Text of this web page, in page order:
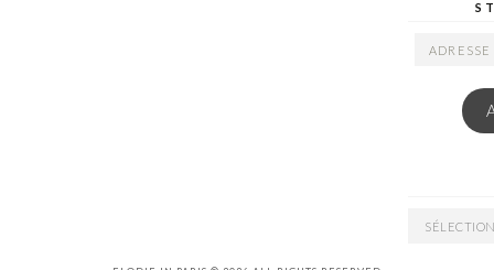
ADRESSE
ARCHIVES